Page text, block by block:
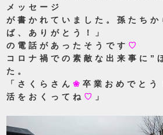
メッセージ
が書かれていました。孫たちか
ば、ありがとう！」
の電話があったそうです ♡
コロナ禍での素敵な出来事に”
た。
「さくらさん❀卒業おめでとう
活をおくってね ♡ 」